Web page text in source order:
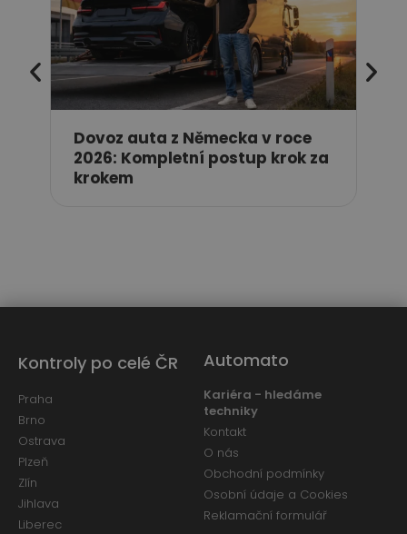
Dovoz auta z Německa v roce
2026: Kompletní postup krok za
krokem
Automato
Kariéra - hledáme
techniky
Kontakt
O nás
Obchodní podmínky
Osobní údaje a Cookies
Reklamační formulář
Kontroly po celé ČR
Praha
Brno
Ostrava
Plzeň
Zlín
Jihlava
Liberec